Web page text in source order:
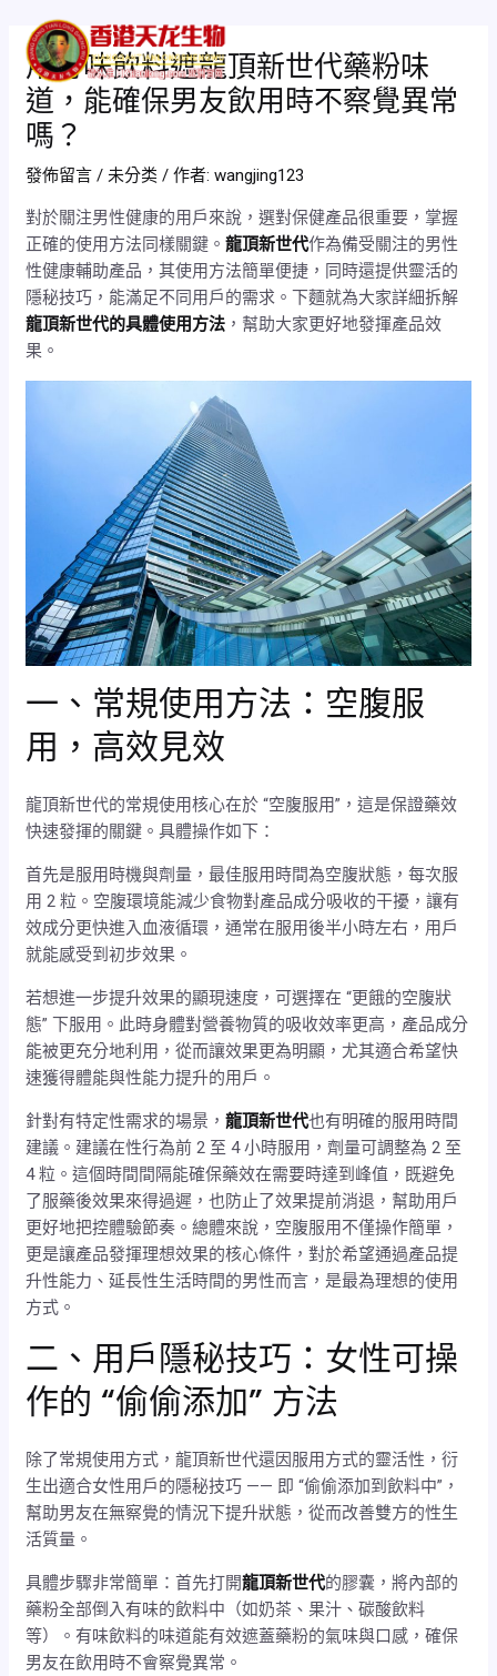
用有味飲料遮龍頂新世代藥粉味
道，能確保男友飲用時不察覺異常
嗎？
發佈留言 / 未分类 / 作者:wangjing123
對於關注男性健康的用戶來說，選對保健產品很重要，掌握
正確的使用方法同樣關鍵。龍頂新世代作為備受關注的男性
性健康輔助產品，其使用方法簡單便捷，同時還提供靈活的
隱秘技巧，能滿足不同用戶的需求。下麵就為大家詳細拆解
龍頂新世代的具體使用方法 ，幫助大家更好地發揮產品效
果。
一、常規使用方法：空腹服
用，高效見效
龍頂新世代的常規使用核心在於 “空腹服用”，這是保證藥效
快速發揮的關鍵。具體操作如下：
首先是服用時機與劑量，最佳服用時間為空腹狀態，每次服
用 2 粒。空腹環境能減少食物對產品成分吸收的干擾，讓有
效成分更快進入血液循環，通常在服用後半小時左右，用戶
就能感受到初步效果。
若想進一步提升效果的顯現速度，可選擇在 “更餓的空腹狀
態” 下服用。此時身體對營養物質的吸收效率更高，產品成分
能被更充分地利用，從而讓效果更為明顯，尤其適合希望快
速獲得體能與性能力提升的用戶。
針對有特定性需求的場景，龍頂新世代也有明確的服用時間
建議。建議在性行為前 2 至 4 小時服用，劑量可調整為 2 至
4 粒。這個時間間隔能確保藥效在需要時達到峰值，既避免
了服藥後效果來得過遲，也防止了效果提前消退，幫助用戶
更好地把控體驗節奏。總體來說，空腹服用不僅操作簡單，
更是讓產品發揮理想效果的核心條件，對於希望通過產品提
升性能力、延長性生活時間的男性而言，是最為理想的使用
方式。
二、用戶隱秘技巧：女性可操
作的 “偷偷添加” 方法
除了常規使用方式，龍頂新世代還因服用方式的靈活性，衍
生出適合女性用戶的隱秘技巧 —— 即 “偷偷添加到飲料中”，
幫助男友在無察覺的情況下提升狀態，從而改善雙方的性生
活質量。
具體步驟非常簡單：首先打開龍頂新世代的膠囊，將內部的
藥粉全部倒入有味的飲料中（如奶茶、果汁、碳酸飲料
等）。有味飲料的味道能有效遮蓋藥粉的氣味與口感，確保
男友在飲用時不會察覺異常。
navigation